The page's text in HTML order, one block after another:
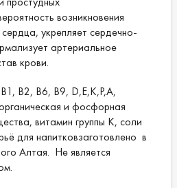
возникновения
укрепляет сердечно-
артериальное
крови.
В2, В6, В9, D,E,K,P,A,
и фосфорная
витамин группы К, соли
для напитковзаготовлено в
Алтая. Не является